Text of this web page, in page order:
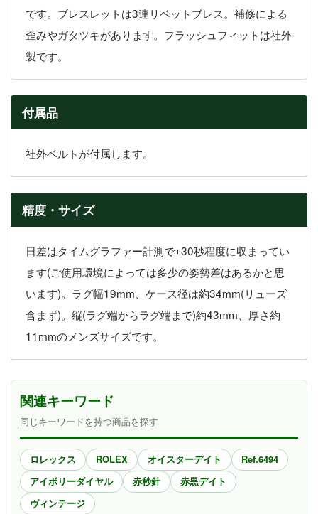
です。ブレスレットは3連リベットブレス。補修による
歪みやガタツキがあります。フラッシュフィットは社外
製です。
付属品
社外ベルトが付属します。
精度・サイズ
日差はタイムグラファー計測で±30秒程度に収まってい
ます(ご使用環境によっては多少の姿勢差はあるかと思
います)。ラグ幅19mm、ケース径は約34mm(リューズ
含まず)。縦(ラグ端からラグ端まで)約43mm、厚さ約
11mmのメンズサイズです。
関連キーワード
同じキーワードを持つ商品を探す
ロレックス ROLEX オイスターデイト
Ref.6494
アイボリーダイヤル
赤秒針
赤黒デイト
ヴィンテージ